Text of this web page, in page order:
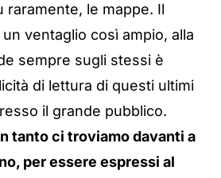
raramente, le mappe. Il
ventaglio così ampio, alla
sempre sugli stessi è
di lettura di questi ultimi
il grande pubblico.
tanto ci troviamo davanti a
per essere espressi al